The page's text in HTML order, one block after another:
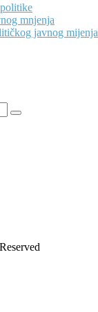
mnjenja
javnog mijenja